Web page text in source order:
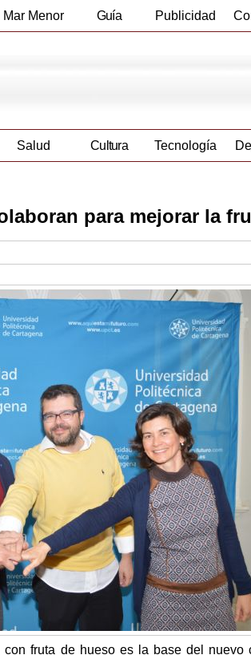
Mar Menor Guía Publicidad
Salud Cultura Tecnología
para mejorar la
con fruta de hueso es la base del nuevo